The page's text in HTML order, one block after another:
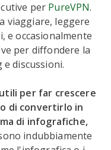
per PureVPN.
viaggiare, leggere
e occasionalmente
per diffondere la
discussioni.
per far crescere
di convertirlo in
di infografiche,
indubbiamente